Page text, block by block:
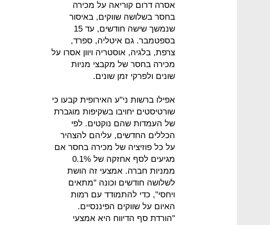
אסרה דרום קוריאה על מכירה
בחסר בשלושה שווקים, באיסור
שנמשך שישה חודשים, עד 15
בספטמבר. גם איטליה, ספרד,
צרפת, בלגיה, אוסטריה ויוון אסרו על
מכירה בחסר של מקבצי מניות
שונים ולפרקי זמן שונים.
אפילו ברשות ני"ע האירופית קבעו כי
שורטיסטים יחויבו בשקיפות מוגברת
של העמדות שהם נוקטים. לפי
הכללים החדשים, עליהם להצהיר
על כל פוזיציה של מכירה בחסר אם
מגיעים לסף אחזקה של 0.1%
ממניות חברה. אמצעי זה הושת
לשלושה חודשים וכונה "מתאים
ויחסי", כדי להתמודד עם רמות
האיום על שווקים הפיננסיים.
"הורדת סף הדיווח היא אמצעי